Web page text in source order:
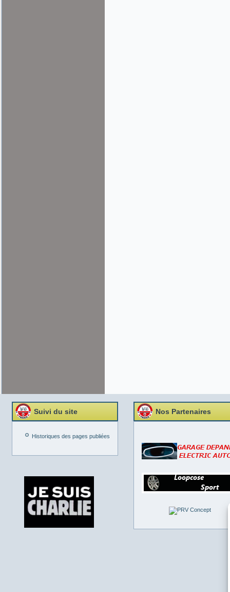
Suivi du site
Historiques des pages publiées
Nos Partenaires